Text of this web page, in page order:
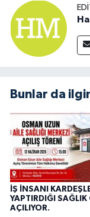
Bunlar da
İŞ İNSANI
YAPTIRDIĞI SAĞLIK
AÇILIYOR.